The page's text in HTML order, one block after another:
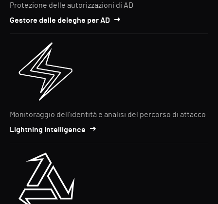
Protezione delle autorizzazioni di AD
Gestore delle deleghe per AD
Monitoraggio dell'identità e analisi del percorso di attacco
Lightning Intelligence